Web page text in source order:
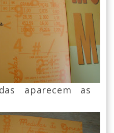
aparecem as